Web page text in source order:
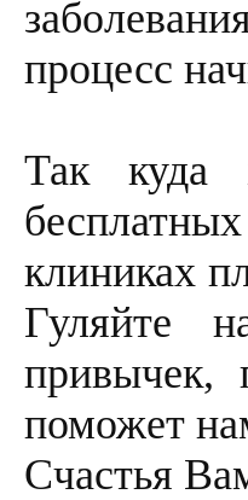
процесс
Так куда
клиниках
Гуляйте
привычек,
поможет
Счастья